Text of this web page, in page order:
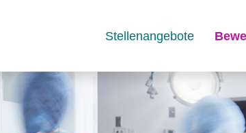
Stellenangebote